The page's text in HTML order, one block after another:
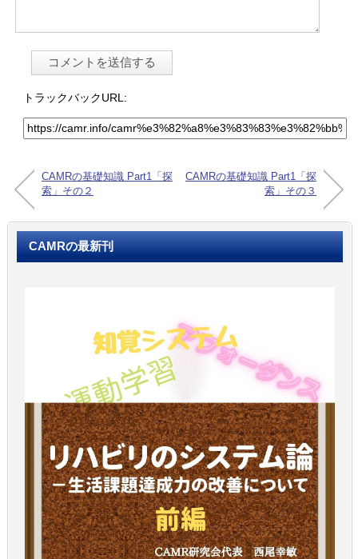
トラックバックURL:
CAMRの基礎知識 Part1「探
索」その２
CAMRの基礎知識 Part1「探
索」その３
CAMRの最新刊